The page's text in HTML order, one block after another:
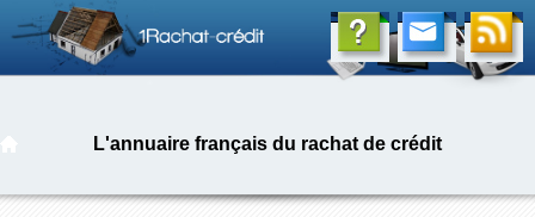
L'annuaire français du rachat de crédit